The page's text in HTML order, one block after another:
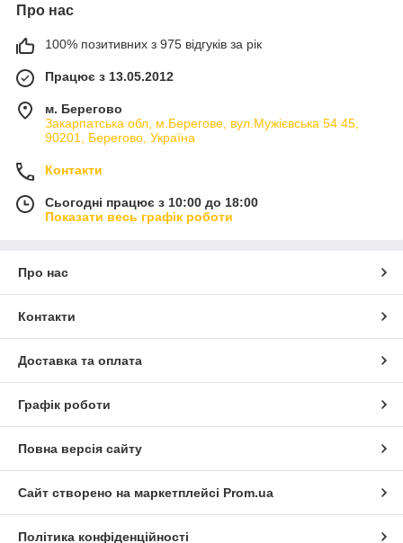
Про нас
100% позитивних з 975 відгуків за рік
Працює з 13.05.2012
м. Берегово
Закарпатська обл, м.Берегове, вул.Мужієвська 54 45,
90201, Берегово, Україна
Контакти
Сьогодні працює з 10:00 до 18:00
Показати весь графік роботи
Про нас
Контакти
Доставка та оплата
Графік роботи
Повна версія сайту
Сайт створено на маркетплейсі Prom.ua
Політика конфіденційності